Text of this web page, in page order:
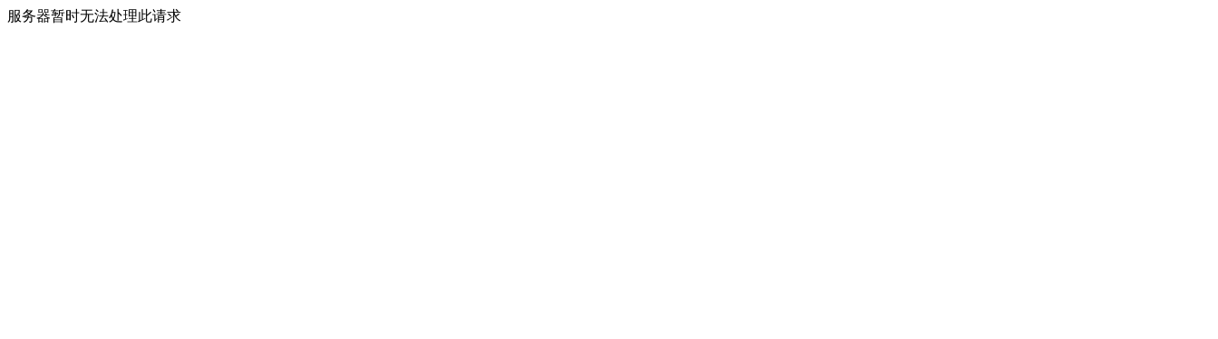
服务器暂时无法处理此请求